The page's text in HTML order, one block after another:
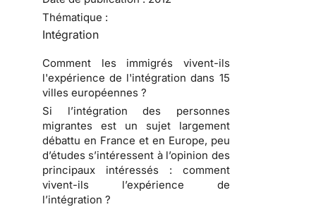
Thématique :
Intégration
Comment les immigrés vivent-ils
l'expérience de l'intégration dans 15
villes européennes ?
Si l’intégration des personnes
migrantes est un sujet largement
débattu en France et en Europe, peu
d’études s’intéressent à l’opinion des
principaux intéressés : comment
vivent-ils l’expérience de
l’intégration ?